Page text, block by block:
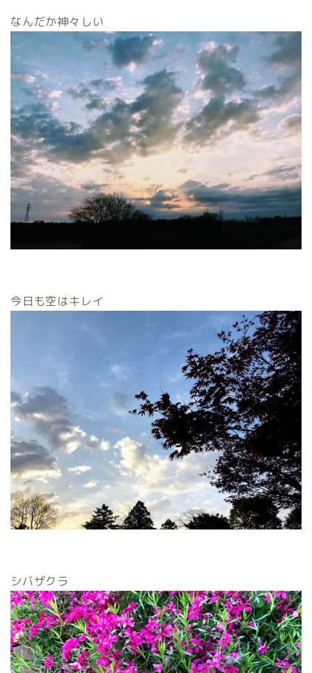
なんだか神々しい
今日も空はキレイ
シバザクラ